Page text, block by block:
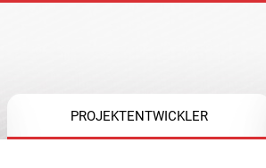
PROJEKTENTWICKLER